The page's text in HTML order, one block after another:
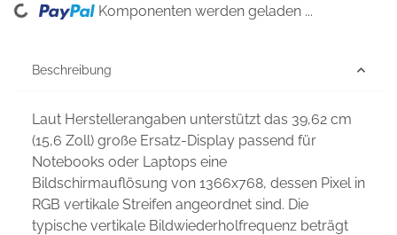
Komponenten werden geladen ...
Beschreibung
Laut Herstellerangaben unterstützt das 39,62 cm
(15,6 Zoll) große Ersatz-Display passend für
Notebooks oder Laptops eine
Bildschirmauflösung von 1366x768, dessen Pixel in
RGB vertikale Streifen angeordnet sind. Die
typische vertikale Bildwiederholfrequenz beträgt